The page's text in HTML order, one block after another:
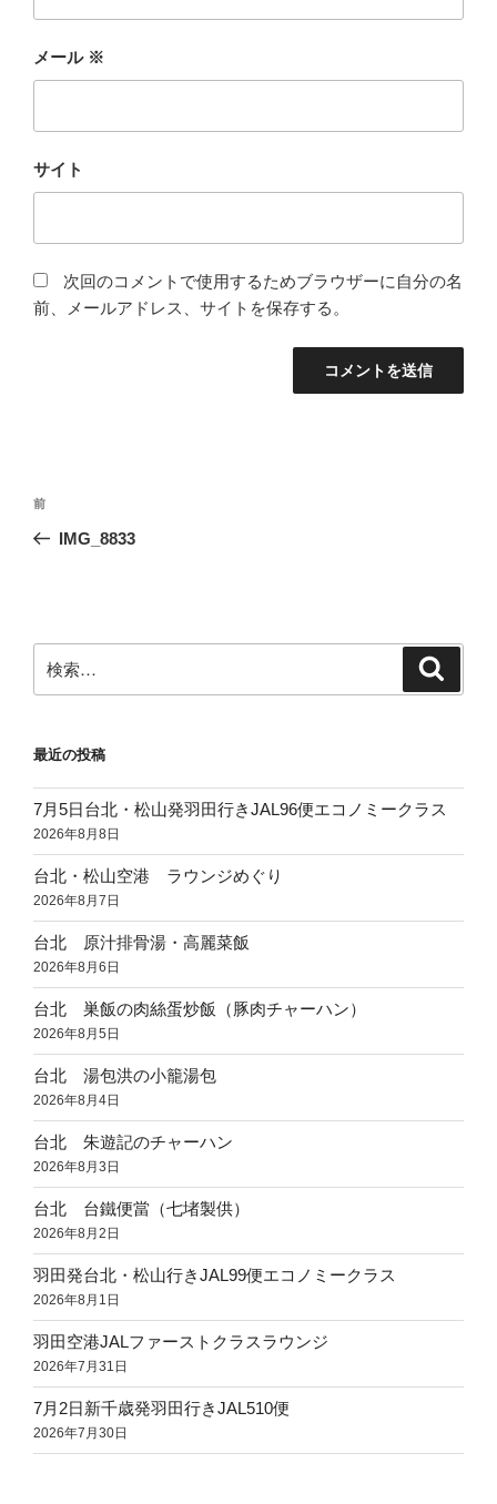
メール ※
サイト
次回のコメントで使用するためブラウザーに自分の名
前、メールアドレス、サイトを保存する。
投
ナ
ー
シ
前
の
前
IMG_8833
索:
最近の投稿
7月5日台北・松山発羽田行きJAL96便エコノミークラス
2026年8月8日
台北・松山空港 ラウンジめぐり
2026年8月7日
台北 原汁排骨湯・高麗菜飯
2026年8月6日
台北 巣飯の肉絲蛋炒飯（豚肉チャーハン）
2026年8月5日
台北 湯包洪の小籠湯包
2026年8月4日
台北 朱遊記のチャーハン
2026年8月3日
台北 台鐵便當（七堵製供）
2026年8月2日
羽田発台北・松山行きJAL99便エコノミークラス
2026年8月1日
羽田空港JALファーストクラスラウンジ
2026年7月31日
7月2日新千歳発羽田行きJAL510便
2026年7月30日